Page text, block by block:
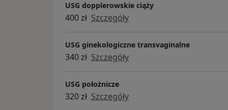
USG dopplerowskie ciąży
400 zł Szczegóły
USG ginekologiczne transvaginalne
340 zł Szczegóły
USG położnicze
320 zł Szczegóły